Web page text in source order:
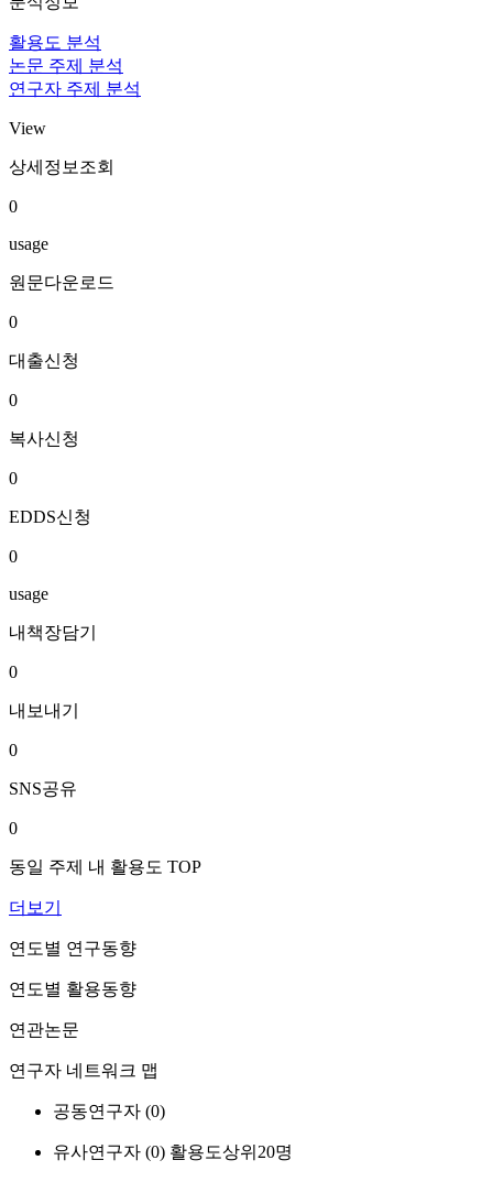
활용도 분석
논문 주제 분석
연구자 주제 분석
View
상세정보조회
0
usage
원문다운로드
0
대출신청
0
복사신청
0
EDDS신청
0
usage
내책장담기
0
내보내기
0
SNS공유
0
동일 주제 내 활용도 TOP
더보기
연도별 연구동향
연도별 활용동향
연관논문
연구자 네트워크 맵
공동연구자 (0)
유사연구자 (0) 활용도상위20명